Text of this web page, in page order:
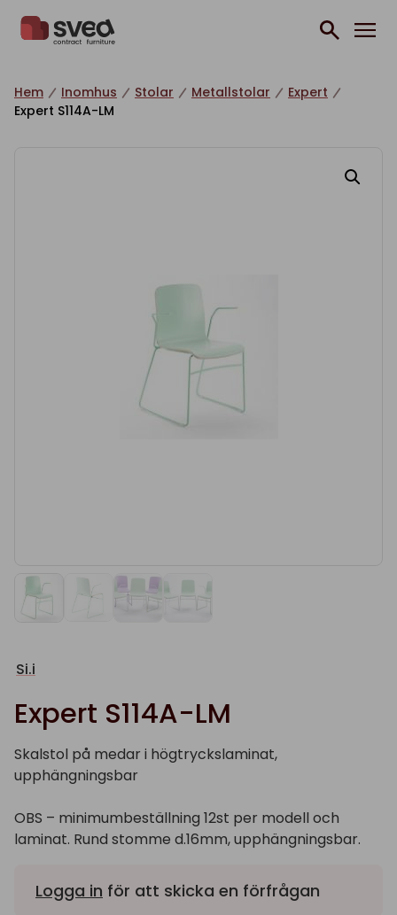
Hem Inomhus Stolar Metallstolar
Expert
Expert S114A-LM
Si.i
Expert S114A-LM
Skalstol på medar i högtryckslaminat,
upphängningsbar
OBS – minimumbeställning 12st per modell och
laminat. Rund stomme d.16mm, upphängningsbar.
Logga in för att skicka en förfrågan